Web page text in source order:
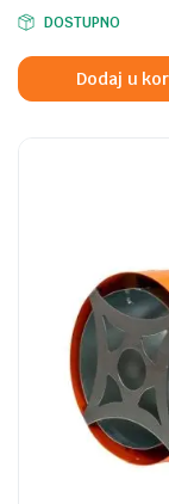
DOSTUPNO
Dodaj u